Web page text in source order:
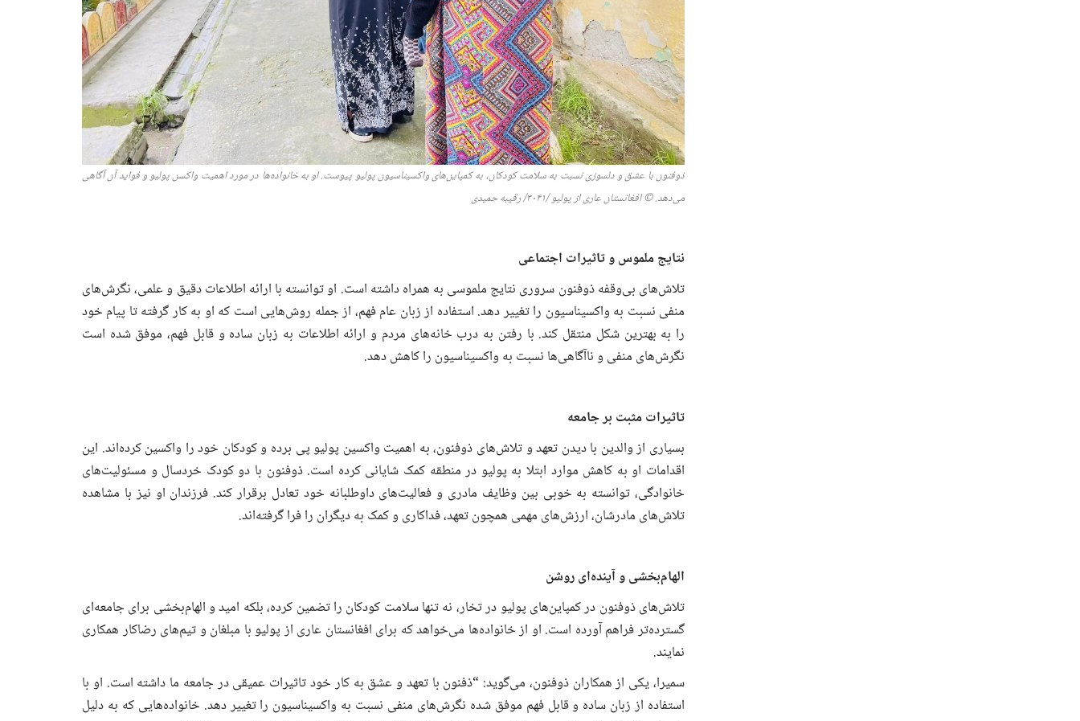
ذوفنون با عشق و دلسوزی نسبت به سلامت کودکان، به کمپاین‌های واکسیناسیون پولیو پیوست. او به خانواده‌ها در مورد اهمیت واکسن پولیو و فواید آن آگاهی
می‌دهد.© افغانستانعاری ازپولیو / ۳۰۴۱/ رقیبه حمیدی
نتایج ملموس و تاثیرات اجتماعی
تلاش‌های بی‌وقفه ذوفنون سروری نتایج ملموسی به همراه داشته است. او توانسته با ارائه اطلاعات دقیق و علمی، نگرش‌های
منفی نسبت به واکسیناسیون را تغییر دهد. استفاده از زبان عام فهم، از جمله روش‌هایی است که او به کار گرفته تا پیام خود
را به بهترین شکل منتقل کند. با رفتن به درب خانه‌های مردم و ارائه اطلاعات به زبان ساده و قابل فهم، موفق شده است
نگرش‌های منفی و ناآگاهی‌ها نسبت به واکسیناسیون را کاهش دهد.
تاثیرات مثبت بر جامعه
بسیاری از والدین با دیدن تعهد و تلاش‌های ذوفنون، به اهمیت واکسین پولیو پی برده و کودکان خود را واکسین کرده‌اند. این
اقدامات او به کاهش موارد ابتلا به پولیو در منطقه کمک شایانی کرده است. ذوفنون با دو کودک خردسال و مسئولیت‌های
خانوادگی، توانسته به خوبی بین وظایف مادری و فعالیت‌های داوطلبانه خود تعادل برقرار کند. فرزندان او نیز با مشاهده
تلاش‌های مادرشان، ارزش‌های مهمی همچون تعهد، فداکاری و کمک به دیگران را فرا گرفته‌اند.
الهام‌بخشی و آینده‌ای روشن
تلاش‌های ذوفنون در کمپاین‌های پولیو در تخار، نه تنها سلامت کودکان را تضمین کرده، بلکه امید و الهام‌بخشی برای جامعه‌ای
گسترده‌تر فراهم آورده است. او از خانواده‌ها می‌خواهد که برای افغانستان عاری از پولیو با مبلغان و تیم‌های رضاکار همکاری
نمایند.
سمیرا، یکی از همکاران ذوفنون، می‌گوید: “ذفنون با تعهد و عشق به کار خود تاثیرات عمیقی در جامعه ما داشته است. او با
استفاده از زبان ساده و قابل فهم موفق شده نگرش‌های منفی نسبت به واکسیناسیون را تغییر دهد. خانواده‌هایی که به دلیل